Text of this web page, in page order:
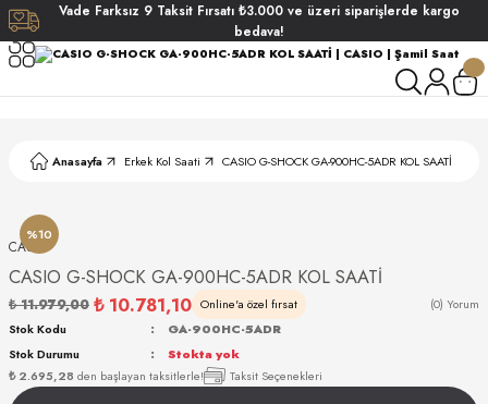
Vade Farksız 9 Taksit Fırsatı ₺3.000 ve üzeri siparişlerde kargo
bedava!
Anasayfa Erkek Kol Saati CASIO G-SHOCK GA-900HC-5ADR KOL SAATİ
%10
CASIO
CASIO G-SHOCK GA-900HC-5ADR KOL SAATİ
₺ 11.979,00 ₺ 10.781,10 Online'a özel fırsat (0) Yorum
₺ 2.695,28 den başlayan taksitlerle! Taksit Seçenekleri
Stok Kodu
GA-900HC-5ADR
Stok Durumu
Stokta yok